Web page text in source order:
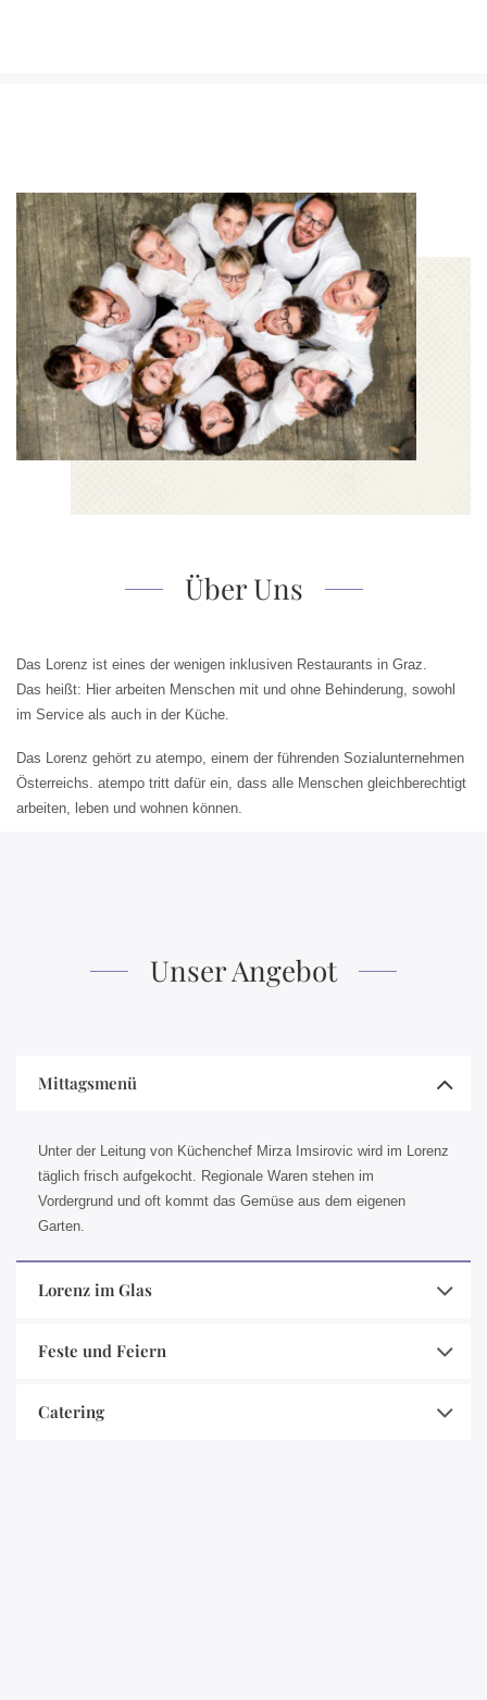
Über Uns
Das Lorenz ist eines der wenigen inklusiven Restaurants in Graz.
Das heißt: Hier arbeiten Menschen mit und ohne Behinderung, sowohl
im Service als auch in der Küche.
Das Lorenz gehört zu atempo, einem der führenden Sozialunternehmen
Österreichs. atempo tritt dafür ein, dass alle Menschen gleichberechtigt
arbeiten, leben und wohnen können.
Unser Angebot
Mittagsmenü
Unter der Leitung von Küchenchef Mirza Imsirovic wird im Lorenz
täglich frisch aufgekocht. Regionale Waren stehen im
Vordergrund und oft kommt das Gemüse aus dem eigenen
Garten.
Lorenz im Glas
Feste und Feiern
Catering